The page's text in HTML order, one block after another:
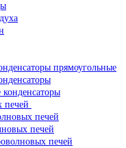
прямоугольные
печей
печей
печей
печей